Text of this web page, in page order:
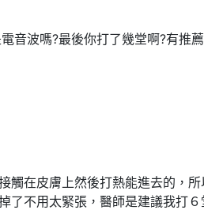
音波嗎?最後你打了幾堂啊?有推
觸在皮膚上然後打熱能進去的，
了不用太緊張，醫師是建議我打